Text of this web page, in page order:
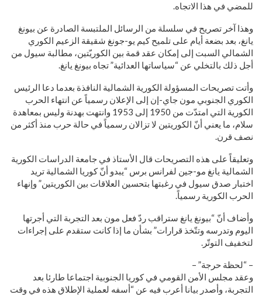
للمضي في هذا الاتجاه.
وهذا آخر تصريح في سلسلة من الرسائل الملتبسة الصادرة عن بيونغ
يانغ، بعد بضعة أيام على تلميح كيم يو-جونغ شقيقة الزعيم الكوري
الشمالي السبت إلى إمكان عقد قمة بين الكوريّتين، مطالبة سيول من
أجل ذلك بالتخلي عن “سياساتها العدائية” تجاه بيونغ يانغ.
وأتت تصريحات المسؤولة الكورية الشمالية النافذة بعدما دعا الرئيس
الكوري الجنوبي مون جاي-إن إلى الإعلان رسمياً عن انتهاء الحرب
الكورية التي امتدّت من 1950 إلى 1953 وانتهت بهدنة وليس بمعاهدة
سلام، ما يعني أنّ الكوريتين لا تزالان رسمياً في حالة حرب منذ أكثر من
نصف قرن.
وتعليقاً على هذه التصريحات قال الأستاذ في جامعة الدراسات الكورية
الشمالية يانغ مو-جين لفرانس برس “يبدو أنّ كوريا الشمالية تريد
اختبار صدق سيول في رغبتها بتحسين العلاقات بين الكوريتين” وإنهاء
الحرب الكورية رسمياً.
وأضاف أنّ “بيونغ يانغ ستراقب ردّ فعل مون بعد التجربة التي أجرتها
اليوم وتدرسه وتتّخذ قرارات” بشأن ما إذا كانت ستقدم على إجراءات
لتخفيف التوتّر.
– “لحظة حرجة” –
وعقد مجلس الأمن القومي في كوريا الجنوبية اجتماعا طارئا بعد
التجربة، وأصدر بيانا أعرب فيه عن “أسفه لعملية الإطلاق هذه في وقت